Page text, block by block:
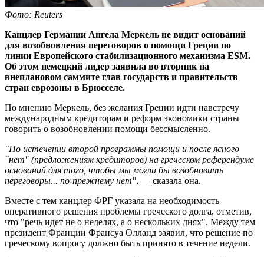
Фото: Reuters
Канцлер Германии Ангела Меркель не видит оснований
для возобновления переговоров о помощи Греции по
линии Европейского стабилизационного механизма ESM.
Об этом немецкий лидер заявила во вторник на
внеплановом саммите глав государств и правительств
стран еврозоны в Брюсселе.
По мнению Меркель, без желания Греции идти навстречу
международным кредиторам и реформ экономики страны
говорить о возобновлении помощи бессмысленно.
"По истечении второй программы помощи и после ясного
"нет" (предложениям кредиторов) на греческом референдуме
оснований для того, чтобы мы могли бы возобновить
переговоры... по-прежнему нет", — сказала она.
Вместе с тем канцлер ФРГ указала на необходимость
оперативного решения проблемы греческого долга, отметив,
что "речь идет не о неделях, а о нескольких днях". Между тем
президент Франции Франсуа Олланд заявил, что решение по
греческому вопросу должно быть принято в течение недели.